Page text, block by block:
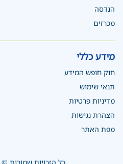
הנדסה
מכרזים
מידע כללי
חוק חופש המידע
תנאי שימוש
מדיניות פרטיות
הצהרת נגישות
מפת האתר